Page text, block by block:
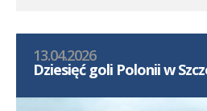
13.04.2026
Dziesięć goli Polonii w